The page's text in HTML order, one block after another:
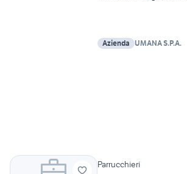
Azienda UMANA S.P.A.
Parrucchieri